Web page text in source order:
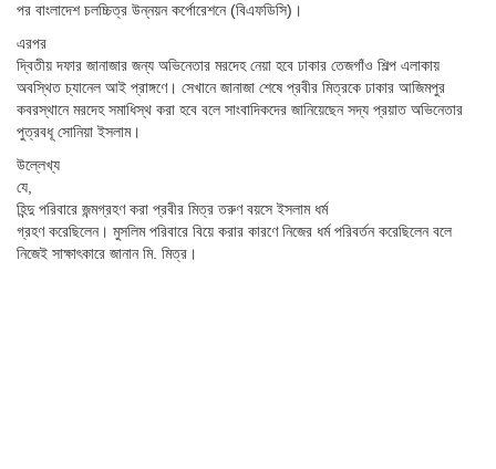
পর বাংলাদেশ চলচ্চিত্র উন্নয়ন কর্পোরেশনে (বিএফডিসি)।
এরপর
দ্বিতীয় দফার জানাজার জন্য অভিনেতার মরদেহ নেয়া হবে ঢাকার তেজগাঁও শিল্প এলাকায়
অবস্থিত চ্যানেল আই প্রাঙ্গণে। সেখানে জানাজা শেষে প্রবীর মিত্রকে ঢাকার আজিমপুর
কবরস্থানে মরদেহ সমাধিস্থ করা হবে বলে সাংবাদিকদের জানিয়েছেন সদ্য প্রয়াত অভিনেতার
পুত্রবধূ সো‌নিয়া ইসলাম।
উল্লেখ্য
যে,
হিন্দু পরিবারে জন্মগ্রহণ করা প্রবীর মিত্র তরুণ বয়সে ইসলাম ধর্ম
গ্রহণ করেছিলেন। মুসলিম পরিবারে বিয়ে করার কারণে নিজের ধর্ম পরিবর্তন করেছিলেন বলে
নিজেই সাক্ষাৎকারে জানান মি. মিত্র।